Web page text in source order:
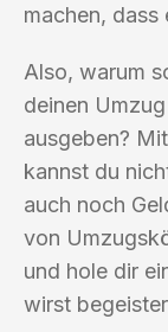
machen,
Also, warum
deinen
ausgeben?
kannst du
auch noch
von
und hole dir
wirst